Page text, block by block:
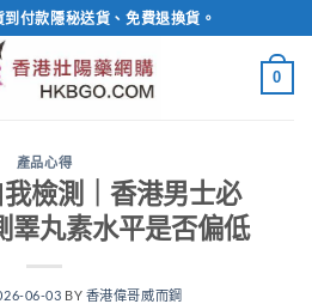
付款隱秘送貨、免費退換貨。
0
產品心得
檢測｜香港男士必
睪丸素水平是否偏低
06-03 BY 香港偉哥威而鋼